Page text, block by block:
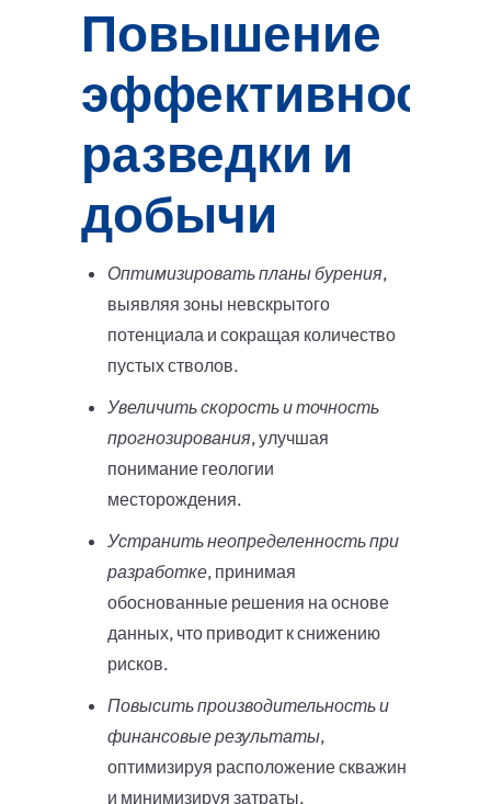
Повышение
эффективности
разведки и
добычи
Оптимизировать планы бурения,
выявляя зоны невскрытого
потенциала и сокращая количество
пустых стволов.
Увеличить скорость и точность
прогнозирования, улучшая
понимание геологии
месторождения.
Устранить неопределенность при
разработке, принимая
обоснованные решения на основе
данных, что приводит к снижению
рисков.
Повысить производительность и
финансовые результаты,
оптимизируя расположение скважин
и минимизируя затраты.